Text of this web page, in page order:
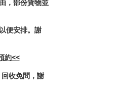
，部份貨物並
便安排。謝
約<<
收免問，謝